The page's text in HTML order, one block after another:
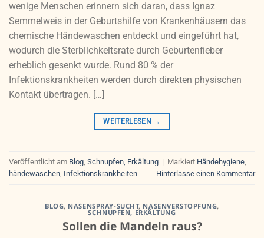
wenige Menschen erinnern sich daran, dass Ignaz
Semmelweis in der Geburtshilfe von Krankenhäusern das
chemische Händewaschen entdeckt und eingeführt hat,
wodurch die Sterblichkeitsrate durch Geburtenfieber
erheblich gesenkt wurde. Rund 80 % der
Infektionskrankheiten werden durch direkten physischen
Kontakt übertragen. […]
WEITERLESEN →
Veröffentlicht am Blog Schnupfen, Erkältung | Markiert Händehygiene
händewaschen Infektionskrankheiten Hinterlasse einen Kommentar
BLOG, NASENSPRAY-SUCHT, NASENVERSTOPFUNG,
SCHNUPFEN, ERKÄLTUNG
Sollen die Mandeln raus?